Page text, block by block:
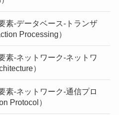
素-データベース-トランザ
Processing）
素-ネットワーク-ネットワ
）
素-ネットワーク-通信プロ
Protocol）